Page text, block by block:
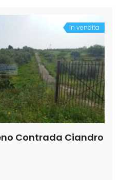
In vendita
Contrada Ciandro